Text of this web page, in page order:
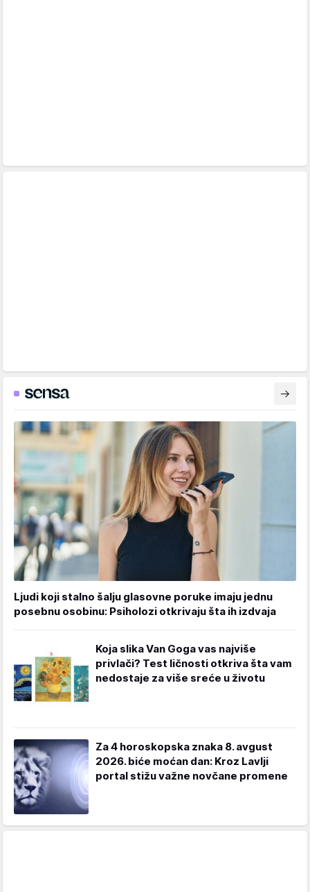
Ljudi koji stalno šalju glasovne poruke imaju jednu
posebnu osobinu: Psiholozi otkrivaju šta ih izdvaja
Koja slika Van Goga vas najviše
privlači? Test ličnosti otkriva šta vam
nedostaje za više sreće u životu
Za 4 horoskopska znaka 8. avgust
2026. biće moćan dan: Kroz Lavlji
portal stižu važne novčane promene